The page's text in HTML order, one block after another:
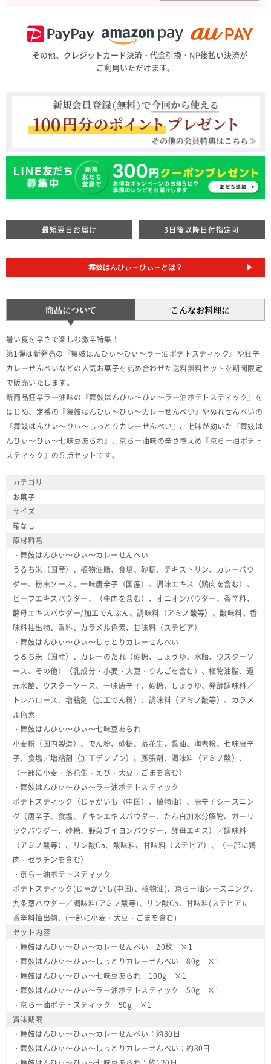
その他、クレジットカード決済・代金引換・NP後払い決済が
ご利用いただけます。
最短翌日お届け 3日後以降日付指定可
舞妓はんひぃ～ひぃ～とは？
商品について こんなお料理に
暑い夏を辛さで楽しむ激辛特集！
第1弾は新発売の『舞妓はんひぃ～ひぃ～ラー油ポテトスティック』や狂辛
カレーせんべいなどの人気お菓子を詰め合わせた送料無料セットを期間限定
で販売いたします。
新商品狂辛ラー油味の『舞妓はんひぃ～ひぃ～ラー油ポテトスティック』を
はじめ、定番の『舞妓はんひぃ～ひぃ～カレーせんべい』やぬれせんべいの
『舞妓はんひぃ～ひぃ～しっとりカレーせんべい』、七味が効いた『舞妓は
んひぃ～ひぃ～七味豆あられ』、京らー油味の辛さ控えめ『京らー油ポテト
スティック』の５点セットです。
カテゴリ
お菓子
サイズ
箱なし
原材料名
・舞妓はんひぃ～ひぃ～カレーせんべい
うるち米（国産）、植物油脂、食塩、砂糖、デキストリン、カレーパウ
ダー、粉末ソース、一味唐辛子（国産）、調味エキス（鶏肉を含む）、
ビーフエキスパウダー、（牛肉を含む）、オニオンパウダー、香辛料、
酵母エキスパウダー/加工でんぷん、調味料（アミノ酸等）、酸味料、香
味料抽出物、香料、カラメル色素、甘味料（ステビア）
・舞妓はんひぃ～ひぃ～しっとりカレーせんべい
うるち米（国産）、カレーのたれ（砂糖、しょうゆ、水飴、ウスターソ
ース、その他）（乳成分・小麦・大豆・りんごを含む）、植物油脂、還
元水飴、ウスターソース、一味唐辛子、砂糖、しょうゆ、発酵調味料／
トレハロース、増粘剤（加工でん粉）、調味料（アミノ酸等）、カラメ
ル色素
・舞妓はんひぃ～ひぃ～七味豆あられ
小麦粉（国内製造）、でん粉、砂糖、落花生、醤油、海老粉、七味唐辛
子、食塩／増粘剤（加工デンプン）、膨張剤、調味料（アミノ酸）、
（一部に小麦・落花生・えび・大豆・ごまを含む）
・舞妓はんひぃ～ひぃ～ラー油ポテトスティック
ポテトスティック（じゃがいも（中国）、植物油）、唐辛子シーズニン
グ（唐辛子、食塩、チキンエキスパウダー、たん白加水分解物、ガーリ
ックパウダー、砂糖、野菜ブイヨンパウダー、酵母エキス）／調味料
（アミノ酸等）、リン酸Ca、酸味料、甘味料（ステビア）、（一部に鶏
肉・ゼラチンを含む）
・京らー油ポテトスティック
ポテトスティック(じゃがいも(中国)、植物油)、京らー油シーズニング、
九条葱パウダー／調味料(アミノ酸等)、リン酸Ca、甘味料(ステビア)、
香辛料抽出物、(一部に小麦・大豆・ごまを含む)
セット内容
・舞妓はんひぃ～ひぃ～カレーせんべい 20枚 ×1
・舞妓はんひぃ～ひぃ～しっとりカレーせんべい 80g ×1
・舞妓はんひぃ～ひぃ～七味豆あられ 100g ×1
・舞妓はんひぃ～ひぃ～ラー油ポテトスティック 50g ×1
・京らー油ポテトスティック 50g ×1
賞味期限
・舞妓はんひぃ～ひぃ～カレーせんべい：約80日
・舞妓はんひぃ～ひぃ～しっとりカレーせんべい：約80日